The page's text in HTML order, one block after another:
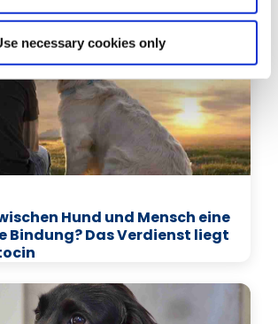
necessary cookies only
Hund und Mensch eine
Bindung? Das Verdienst liegt